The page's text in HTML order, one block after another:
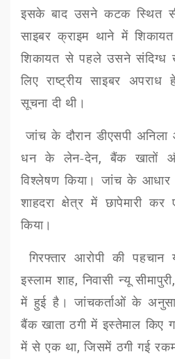
इसके बाद उसने कटक स्थित
साइबर क्राइम थाने में
शिकायत से पहले उसने संदिग्ध
लिए राष्ट्रीय साइबर अपराध
सूचना दी थी।
जांच के दौरान डीएसपी
धन के लेन-देन,बैंक खातों
विश्लेषण किया। जांच के
शाहदरा क्षेत्र में छापेमारी कर
किया।
गिरफ्तार आरोपी की पहचान
इस्लाम शाह,निवासी न्यू सीमापुरी
में हुई है। जांचकर्ताओं के
बैंक खाता ठगी में इस्तेमाल किए
में से एक था,जिसमें ठगी गई